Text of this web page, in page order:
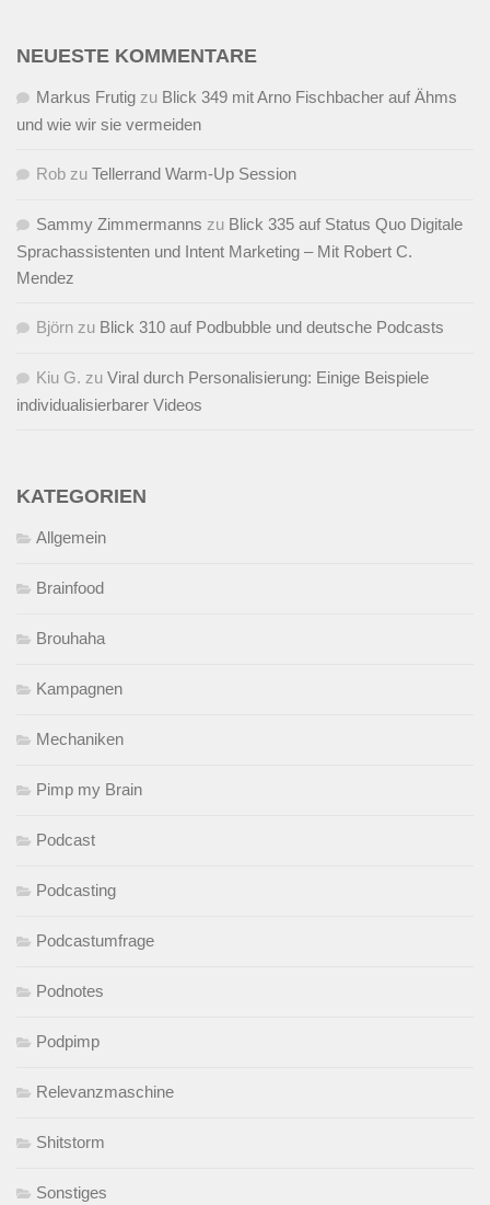
NEUESTE KOMMENTARE
Markus Frutig zu Blick 349 mit Arno Fischbacher auf Ähms
und wie wir sie vermeiden
Rob zu Tellerrand Warm-Up Session
Sammy Zimmermanns zu Blick 335 auf Status Quo Digitale
Sprachassistenten und Intent Marketing – Mit Robert C.
Mendez
Björn zu Blick 310 auf Podbubble und deutsche Podcasts
Kiu G. zu Viral durch Personalisierung: Einige Beispiele
individualisierbarer Videos
KATEGORIEN
Allgemein
Brainfood
Brouhaha
Kampagnen
Mechaniken
Pimp my Brain
Podcast
Podcasting
Podcastumfrage
Podnotes
Podpimp
Relevanzmaschine
Shitstorm
Sonstiges